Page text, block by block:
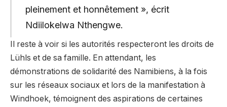
pleinement et honnêtement », écrit
Ndiilokelwa Nthengwe.
Il reste à voir si les autorités respecteront les droits de
Lühls et de sa famille. En attendant, les
démonstrations de solidarité des Namibiens, à la fois
sur les réseaux sociaux et lors de la manifestation à
Windhoek, témoignent des aspirations de certaines